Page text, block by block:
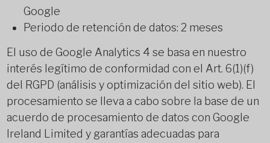
Google
Periodo de retención de datos: 2 meses
El uso de Google Analytics 4 se basa en nuestro
interés legítimo de conformidad con el Art. 6(1)(f)
del RGPD (análisis y optimización del sitio web). El
procesamiento se lleva a cabo sobre la base de un
acuerdo de procesamiento de datos con Google
Ireland Limited y garantías adecuadas para